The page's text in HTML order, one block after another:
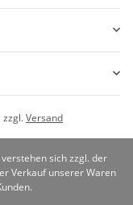
zzgl.Versand
sich zzgl. der
Verkauf unserer Waren